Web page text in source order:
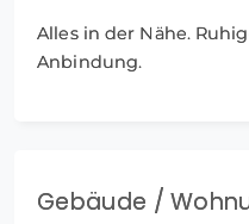
Alles in der Nähe.
Anbindung.
Gebäude /